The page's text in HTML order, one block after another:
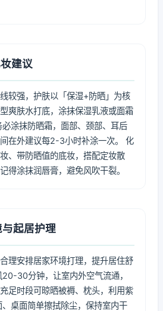
建议
较强，护肤以「保湿+防晒」为核
爽肤水打底，涂抹保湿乳液或面霜
涂抹防晒霜，面部、颈部、耳后
在外建议每2-3小时补涂一次。 化
、带防晒值的底妆，搭配定妆散
得涂抹润唇膏，避免风吹干裂。
起居护理
理安排居家环境打理，提升居住舒
30分钟，让室内外空气流通，
足时段可晾晒被褥、枕头，利用紫
桌面简单擦拭除尘，保持室内干